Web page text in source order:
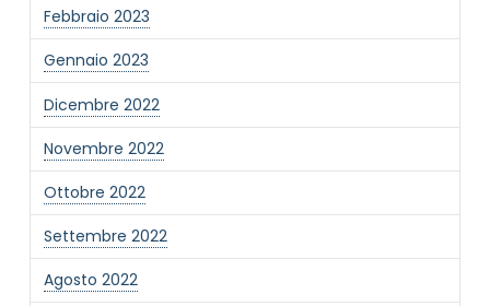
Febbraio 2023
Gennaio 2023
Dicembre 2022
Novembre 2022
Ottobre 2022
Settembre 2022
Agosto 2022